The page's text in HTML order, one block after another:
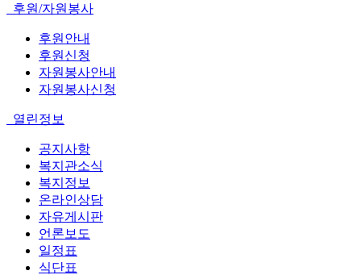
후원/자원봉사
후원안내
후원신청
자원봉사안내
자원봉사신청
열린정보
공지사항
복지관소식
복지정보
온라인상담
자유게시판
언론보도
일정표
식단표